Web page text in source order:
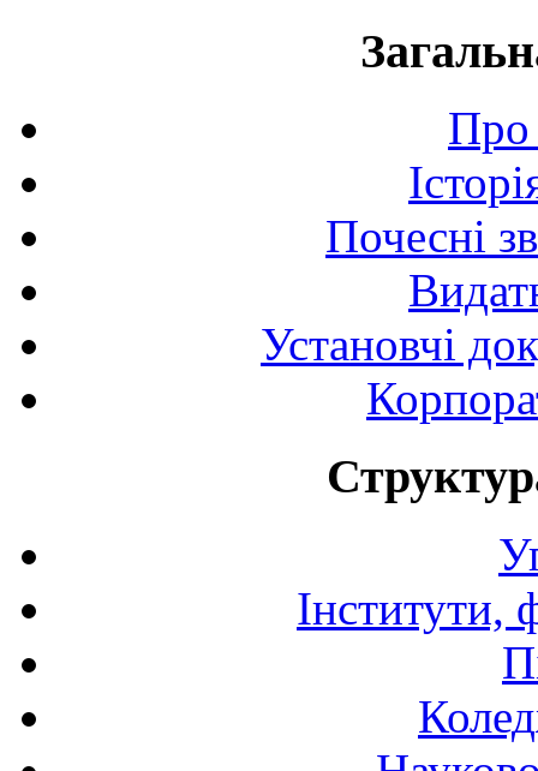
Про
Почесні
Установчі
Інститути,